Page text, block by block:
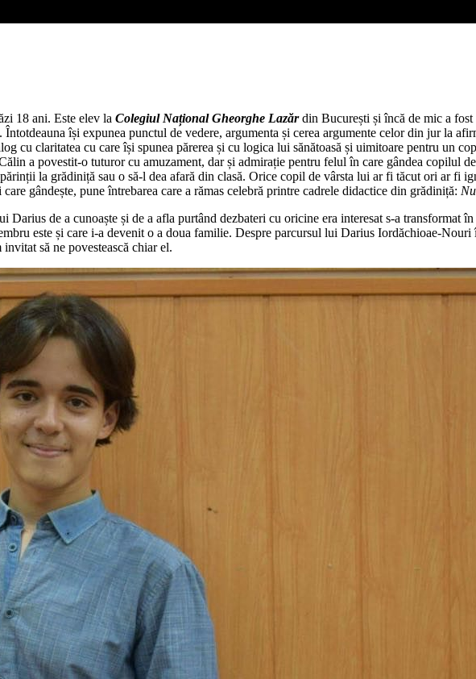
18 ani. Este elev la Colegiul Național Gheorghe Lazărdin București și încă de mic a
își expunea punctul de vedere, argumenta și cerea argumente celor din jur la
cu claritatea cu care își spunea părerea și cu logica lui sănătoasă și uimitoare pentru un
a povestit-o tuturor cu amuzament, dar și admirație pentru felul în care gândea copilul
la grădiniță sau o să-l dea afară din clasă. Orice copil de vârsta lui ar fi tăcut ori ar fi
gândește, pune întrebarea care a rămas celebră printre cadrele didactice din grădiniță:
de a cunoaște și de a afla purtând dezbateri cu oricine era interesat s-a transformat
este și care i-a devenit o a doua familie. Despre parcursul lui Darius Iordăchioae-
să ne povestească chiar el.